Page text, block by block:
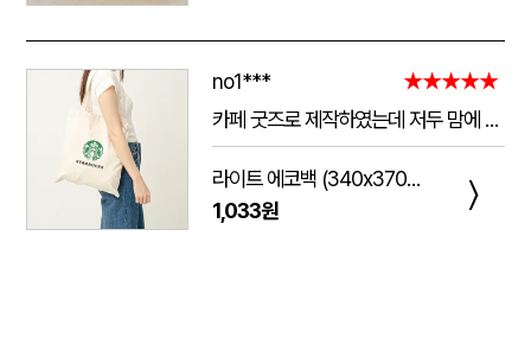
no1***
★★★★★
카페 굿즈로 제작하였는데 저두 맘에 들고 손님들도 맘에 들어하세요. 저두 매일 들고 다니는데 탄탄해서 좋아요.가격도 맘에 들어서 벌써 3번째 주문했어요.진행 과정에 있어서도 상담 직원분들 세심하고 친절하세요.
라이트 에코백 (340x370mm)
1,033원
〉